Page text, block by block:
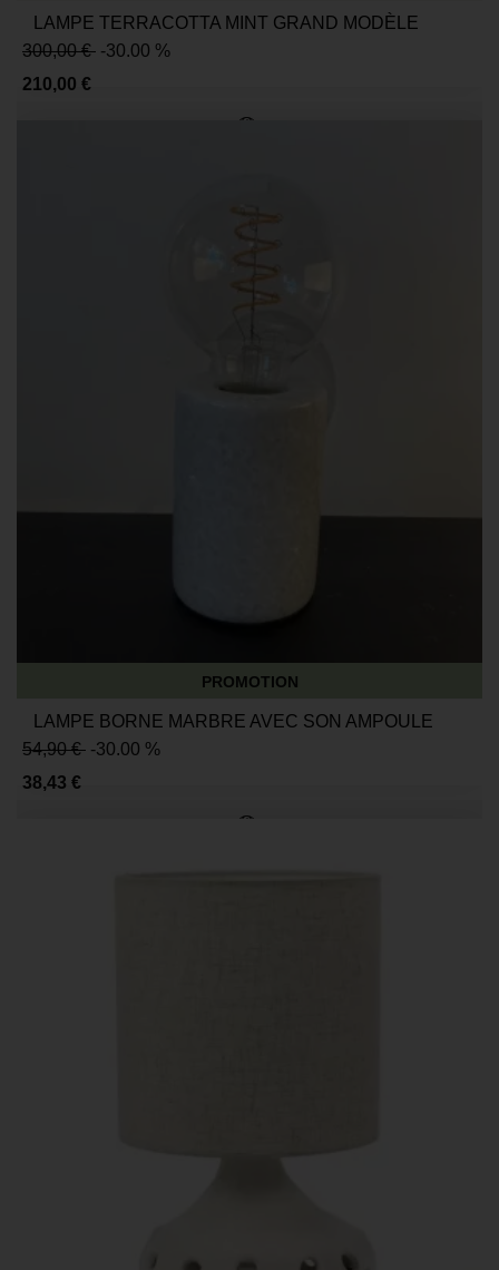
LAMPE TERRACOTTA MINT GRAND MODÈLE
300,00 € -30.00 %
210,00 €
PROMOTION
LAMPE BORNE MARBRE AVEC SON AMPOULE
54,90 € -30.00 %
38,43 €